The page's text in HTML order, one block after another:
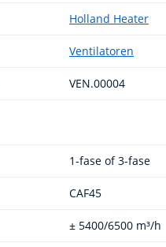
Holland Heater
Ventilatoren
VEN.00004
1-fase of 3-fase
CAF45
± 5400/6500 m³/h